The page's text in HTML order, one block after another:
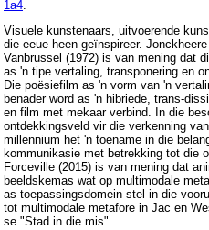
1a4.
Visuele kunstenaars, uitvoerende
die eeue heen geïnspireer.
Vanbrussel (1972) is van mening dat
as 'n tipe vertaling, transponering en
Die poësiefilm as 'n vorm van 'n
benader word as 'n hibriede, trans-
en film met mekaar verbind. In die
ontdekkingsveld vir die verkenning
millennium het 'n toename in die
kommunikasie met betrekking tot die
Forceville (2015) is van mening dat
beeldskemas wat op multimodale
as toepassingsdomein stel in die
tot multimodale metafore in Jac en
se "Stad in die mis".